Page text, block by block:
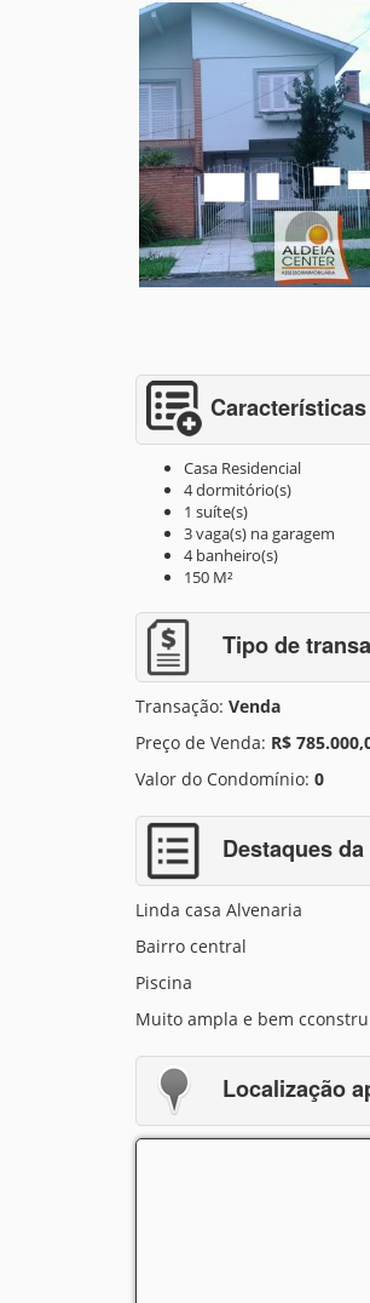
Casa Residencial
4 dormitório(s)
1 suíte(s)
3 vaga(s) na garagem
4 banheiro(s)
150 M²
Tipo de
Transação: Venda
Preço de Venda: R$
Valor do Condomínio: 0
Destaques
Linda casa Alvenaria
Bairro central
Piscina
Muito ampla e bem
Localização